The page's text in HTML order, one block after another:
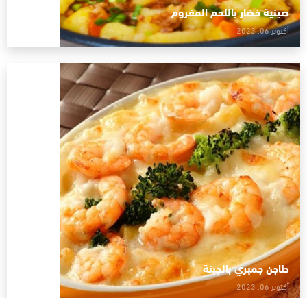
صينية خضار باللحم المفروم
أكتوبر 06, 2023
طاجن جمبري بالجبنة
أكتوبر 06, 2023